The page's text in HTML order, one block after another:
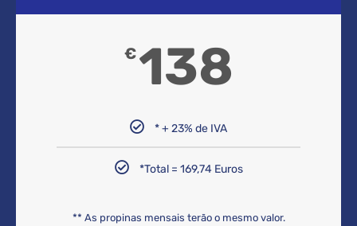
€138
* + 23% de IVA
*Total = 169,74 Euros
** As propinas mensais terão o mesmo valor.